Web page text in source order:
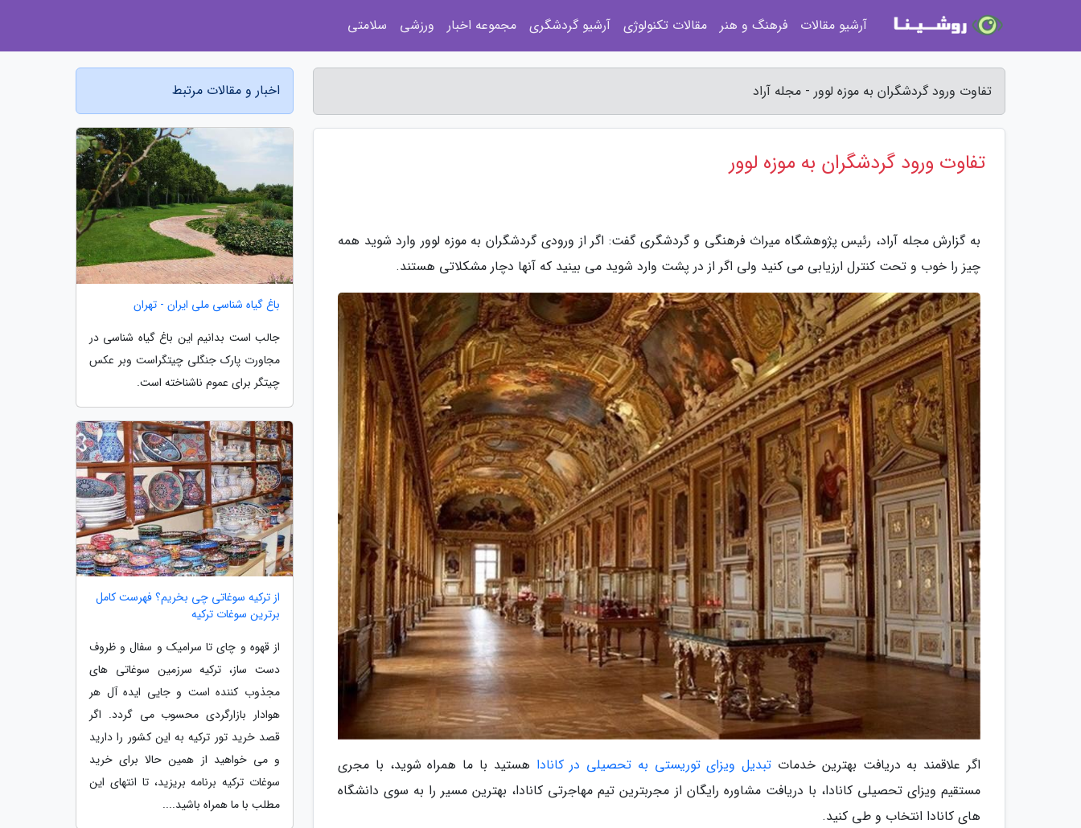
تفاوت ورود گردشگران به موزه لوور - مجله آراد
تفاوت ورود گردشگران به موزه لوور
به گزارش مجله آراد، رئیس پژوهشگاه میراث فرهنگی و گردشگری گفت: اگر از ورودی گردشگران به موزه لوور وارد شوید همه
چیز را خوب و تحت کنترل ارزیابی می کنید ولی اگر از در پشت وارد شوید می بینید که آنها دچار مشکلاتی هستند.
اگر علاقمند به دریافت بهترین خدمات تبدیل ویزای توریستی به تحصیلی در کانادا هستید با ما همراه شوید، با مجری
مستقیم ویزای تحصیلی کانادا، با دریافت مشاوره رایگان از مجربترین تیم مهاجرتی کانادا، بهترین مسیر را به سوی دانشگاه
های کانادا انتخاب و طی کنید.
اخبار و مقالات مرتبط
باغ گیاه شناسی ملی ایران - تهران
جالب است بدانیم این باغ گیاه شناسی در
مجاورت پارک جنگلی چیتگراست وبر عکس
چیتگر برای عموم ناشناخته است.
از ترکیه سوغاتی چی بخریم؟ فهرست کامل
برترین سوغات ترکیه
از قهوه و چای تا سرامیک و سفال و ظروف
دست ساز، ترکیه سرزمین سوغاتی های
مجذوب کننده است و جایی ایده آل هر
هوادار بازارگردی محسوب می گردد. اگر
قصد خرید تور ترکیه به این کشور را دارید
و می خواهید از همین حالا برای خرید
سوغات ترکیه برنامه بریزید، تا انتهای این
مطلب با ما همراه باشید....
آرشیو مقالات فرهنگ و هنر مقالات تکنولوژی آرشیو گردشگری مجموعه اخبار ورزشی سلامتی